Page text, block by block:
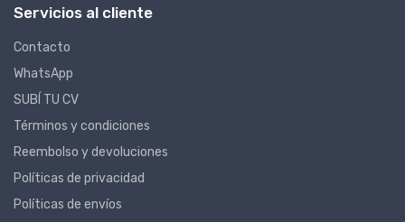
Servicios al cliente
Contacto
WhatsApp
SUBÍ TU CV
Términos y condiciones
Reembolso y devoluciones
Políticas de privacidad
Políticas de envíos